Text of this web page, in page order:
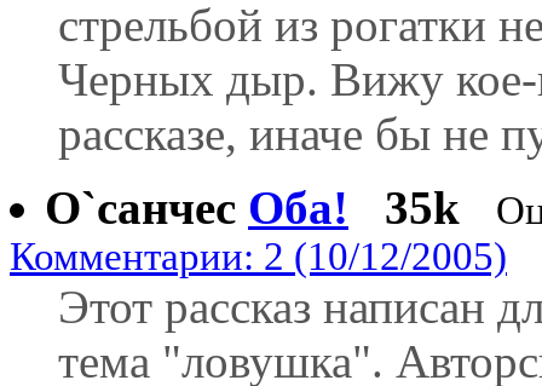
стрельбой из рогатки
Черных дыр. Вижу кое-
рассказе, иначе бы не
О`санчес Оба! 35k
Комментарии: 2 (10/12/2005)
Этот рассказ написан
тема "ловушка".